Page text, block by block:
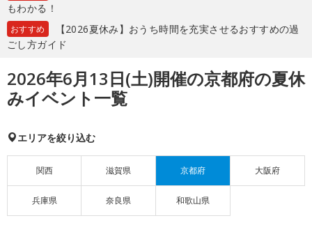
もわかる！
おすすめ
【2026夏休み】おうち時間を充実させるおすすめの過
ごし方ガイド
2026年6月13日(土)開催の京都府の夏休
みイベント一覧
エリアを絞り込む
関西 滋賀県 京都府 大阪府
兵庫県 奈良県 和歌山県